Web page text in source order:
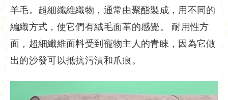
羊毛。超細纖維織物，通常由聚酯製成，用不同的
編織方式，使它們有絨毛面革的感覺。 耐用性方
面，超細纖維面料受到寵物主人的青睞，因為它做
出的沙發可以抵抗污漬和爪痕。